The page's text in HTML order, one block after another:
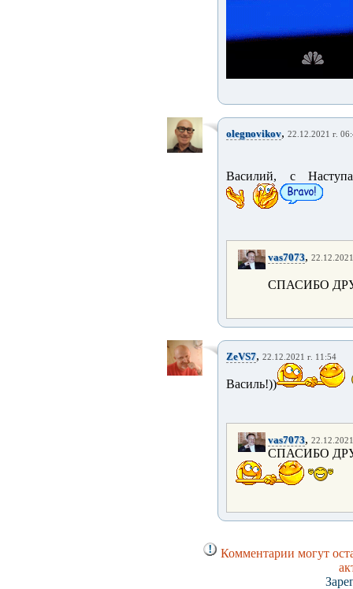
olegnovikov, 22.12.2021 г.
Василий, с
vas7073,
СПАСИБО
ZeVS7, 22.12.2021 г. 11:54
Василь!))
vas7073,
СПАСИБО
Комментарии могут